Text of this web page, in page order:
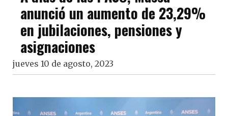
anunció un aumento de 23,29%
en jubilaciones, pensiones y
asignaciones
jueves 10 de agosto, 2023